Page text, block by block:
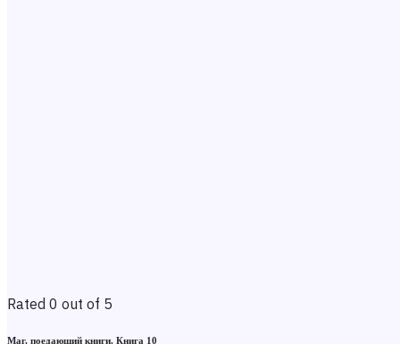
Rated 0 out of 5
Маг, поедающий книги. Книга 10